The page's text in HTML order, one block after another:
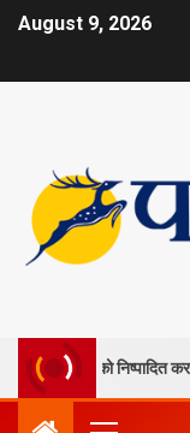
August 9, 2026
को निष्पादित करने में